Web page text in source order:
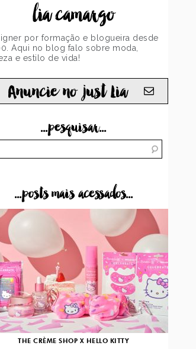
lia camargo
por formação e blogueira desde
Aqui no blog falo sobre moda,
e estilo de vida!
Anuncie no just Lia
...pesquisar...
...posts mais acessados...
THE CRÈME SHOP X HELLO KITTY